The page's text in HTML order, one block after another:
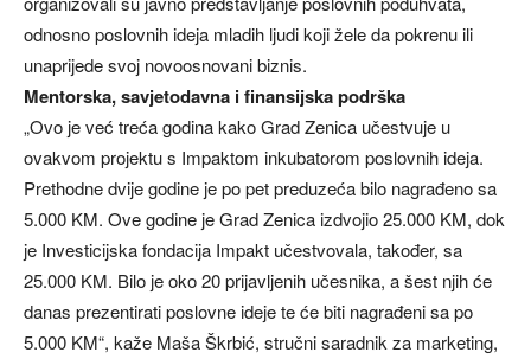
odnosno poslovnih ideja mladih ljudi koji žele da pokrenu ili
unaprijede svoj novoosnovani biznis.
Mentorska, savjetodavna i finansijska podrška
„Ovo je već treća godina kako Grad Zenica učestvuje u
ovakvom projektu s Impaktom inkubatorom poslovnih ideja.
Prethodne dvije godine je po pet preduzeća bilo nagrađeno sa
5.000 KM. Ove godine je Grad Zenica izdvojio 25.000 KM, dok
je Investicijska fondacija Impakt učestvovala, također, sa
25.000 KM. Bilo je oko 20 prijavljenih učesnika, a šest njih će
danas prezentirati poslovne ideje te će biti nagrađeni sa po
5.000 KM“, kaže Maša Škrbić, stručni saradnik za marketing,